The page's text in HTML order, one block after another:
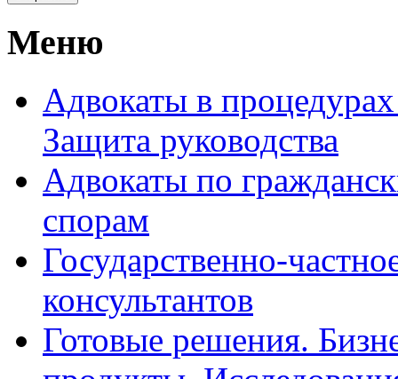
Меню
Адвокаты в
Защита руководства
Адвокаты по
спорам
Государственно-
консультантов
Готовые решения.